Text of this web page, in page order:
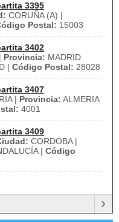
3395
CORUÑA (A) |
Postal: 15003
3402
Provincia: MADRID
| Código Postal: 28028
3407
| Provincia: ALMERIA
4001
3409
CORDOBA |
| Código
›